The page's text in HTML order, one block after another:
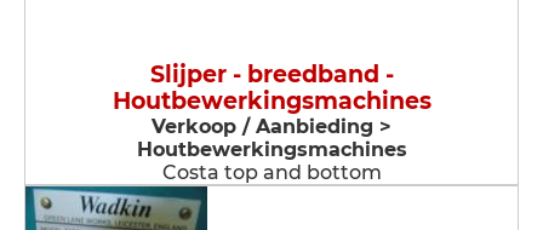
Slijper - breedband -
Houtbewerkingsmachines
Verkoop / Aanbieding >
Houtbewerkingsmachines
Costa top and bottom